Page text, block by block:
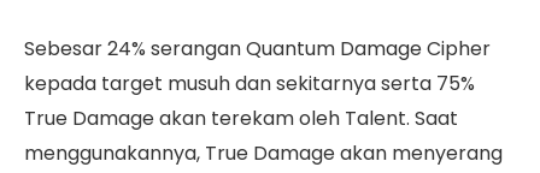
Sebesar 24% serangan Quantum Damage Cipher
kepada target musuh dan sekitarnya serta 75%
True Damage akan terekam oleh Talent. Saat
menggunakannya, True Damage akan menyerang